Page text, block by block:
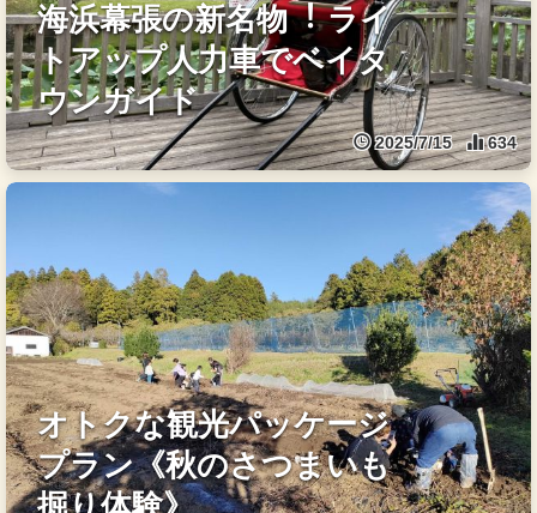
海浜幕張の新名物︕ ライ
トアップ⼈⼒⾞でベイタ
ウンガイド
2025/7/15 634
オトクな観光パッケージ
プラン《秋のさつまいも
掘り体験》